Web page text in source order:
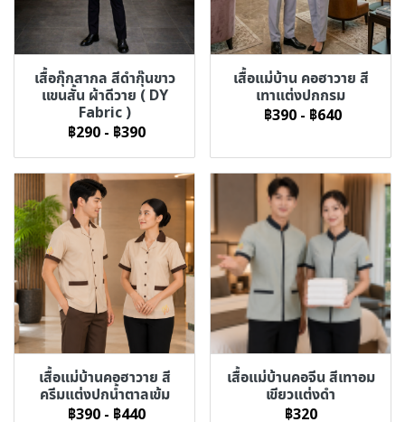
เสื้อกุ๊กสากล สีดำกุ๊นขาว
แขนสั้น ผ้าดีวาย ( DY
Fabric )
฿290 - ฿390
เสื้อแม่บ้าน คอฮาวาย สี
เทาแต่งปกกรม
฿390 - ฿640
เสื้อแม่บ้านคอฮาวาย สี
ครีมแต่งปกน้ำตาลเข้ม
฿390 - ฿440
เสื้อแม่บ้านคอจีน สีเทาอม
เขียวแต่งดำ
฿320